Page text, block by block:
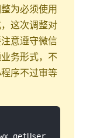
为必须使用
这次调整对
意遵守微信
务形式，不
序不过审等